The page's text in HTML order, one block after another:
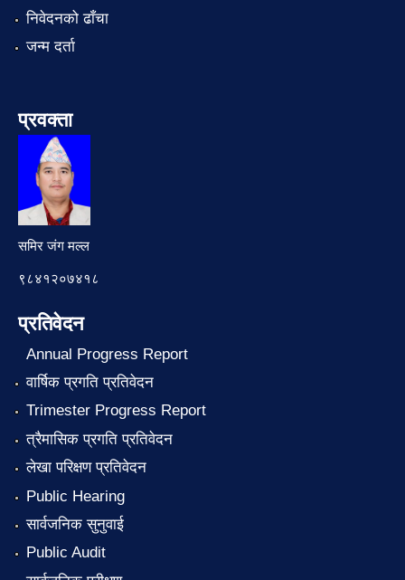
निवेदनको ढाँचा
जन्म दर्ता
प्रवक्ता
समिर जंग मल्ल
९८४१२०७४१८
प्रतिवेदन
Annual Progress Report
वार्षिक प्रगति प्रतिवेदन
Trimester Progress Report
त्रैमासिक प्रगति प्रतिवेदन
लेखा परिक्षण प्रतिवेदन
Public Hearing
सार्वजनिक सुनुवाई
Public Audit